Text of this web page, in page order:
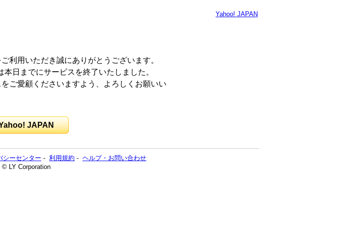
Yahoo! JAPAN
利用いただき誠にありがとうございます。
日までにサービスを終了いたしました。
ご愛顧くださいますよう、よろしくお願いい
JAPAN
シーセンター - 利用規約 - ヘルプ・お問い合わせ
© LY Corporation